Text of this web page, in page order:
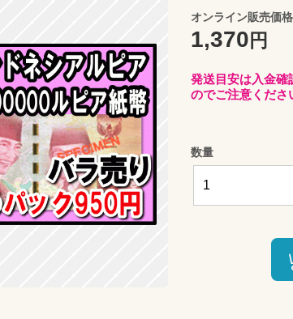
オンライン販売価格
1,370 円
発送目安は入金確
のでご注意くださ
数量